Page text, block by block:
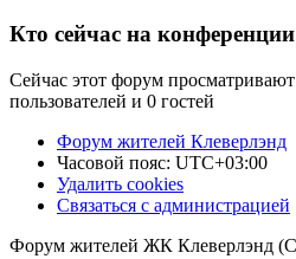
Кто сейчас на конференции
Сейчас этот форум
пользователей и 0 гостей
Форум жителей Клеверлэнд
Часовой пояс: UTC+03:00
Удалить cookies
Связаться с администрацией
Форум жителей ЖК Клеверлэнд